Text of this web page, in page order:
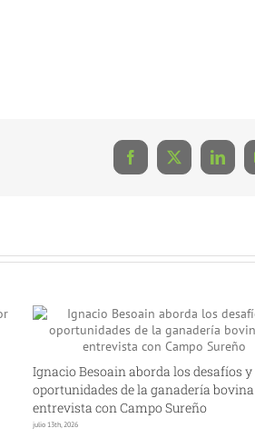
Facebook
X
Ignacio Besoain aborda los desafíos y
oportunidades de la ganadería
entrevista con Campo Sureño
julio 13th, 2026